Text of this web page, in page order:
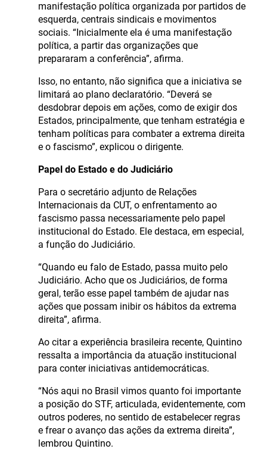
manifestação política organizada por partidos de
esquerda, centrais sindicais e movimentos
sociais. “Inicialmente ela é uma manifestação
política, a partir das organizações que
prepararam a conferência”, afirma.
Isso, no entanto, não significa que a iniciativa se
limitará ao plano declaratório. “Deverá se
desdobrar depois em ações, como de exigir dos
Estados, principalmente, que tenham estratégia e
tenham políticas para combater a extrema direita
e o fascismo”, explicou o dirigente.
Papel do Estado e do Judiciário
Para o secretário adjunto de Relações
Internacionais da CUT, o enfrentamento ao
fascismo passa necessariamente pelo papel
institucional do Estado. Ele destaca, em especial,
a função do Judiciário.
“Quando eu falo de Estado, passa muito pelo
Judiciário. Acho que os Judiciários, de forma
geral, terão esse papel também de ajudar nas
ações que possam inibir os hábitos da extrema
direita”, afirma.
Ao citar a experiência brasileira recente, Quintino
ressalta a importância da atuação institucional
para conter iniciativas antidemocráticas.
“Nós aqui no Brasil vimos quanto foi importante
a posição do STF, articulada, evidentemente, com
outros poderes, no sentido de estabelecer regras
e frear o avanço das ações da extrema direita”,
lembrou Quintino.